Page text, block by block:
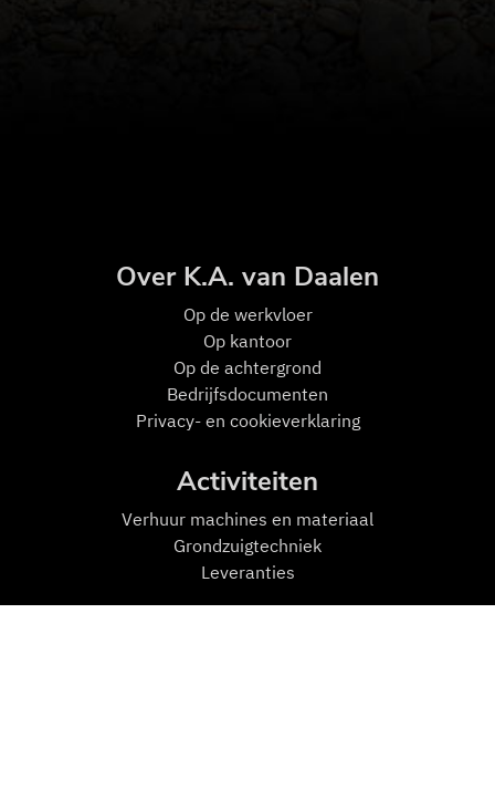
Over K.A. van Daalen
Op de werkvloer
Op kantoor
Op de achtergrond
Bedrijfsdocumenten
Privacy- en cookieverklaring
Activiteiten
Verhuur machines en materiaal
Grondzuigtechniek
Leveranties